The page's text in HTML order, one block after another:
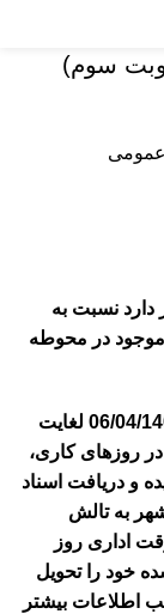
نسبت به
موجود در محوطه
كليه متقاضيان محترم مي‌توانند از تاريخ 06/04/1405 لغايت
پايان وقت اداري روز شنبه مورخ 13/04/1405 در روزهای کاری،
مزایده و دریافت اسناد
5 جاده رضوانشهر به تالش
اداری روز
و موم شده خود را تحویل
اطلاعات بيشتر